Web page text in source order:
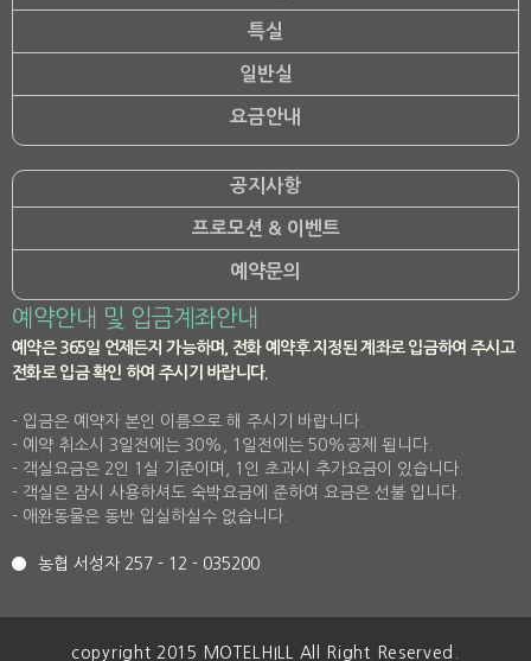
특실
일반실
요금안내
공지사항
프로모션 & 이벤트
예약문의
예약안내 및 입금계좌안내
예약은 365일 언제든지 가능하며, 전화 예약후 지정된 계좌로 입금하여 주시고
전화로 입금 확인 하여 주시기 바랍니다.
- 입금은 예약자 본인 이름으로 해 주시기 바랍니다.
- 예약 취소시 3일전에는 30%, 1일전에는 50%공제 됩니다.
- 객실요금은 2인 1실 기준이며, 1인 초과시 추가요금이 있습니다.
- 객실은 잠시 사용하셔도 숙박요금에 준하여 요금은 선불 입니다.
- 애완동물은 동반 입실하실수 없습니다.
농협 서성자 257 - 12 - 035200
copyright 2015 MOTELHILL All Right Reserved.